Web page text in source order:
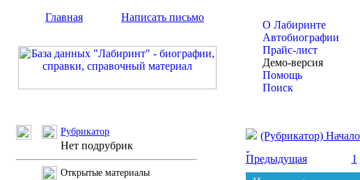
Главная Написать письмо
О Лабиринте
Автобиографии
Прайс-лист
Демо-версия
Помощь
Поиск
Рубрикатор
Нет подрубрик
Открытые материалы
(Рубрикатор) Начало
Предыдущая
1